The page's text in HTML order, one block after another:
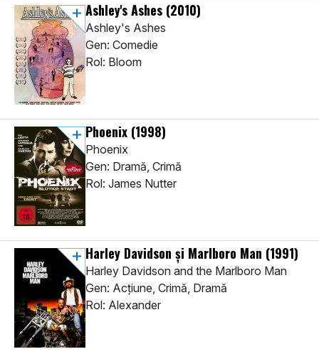
Ashley's Ashes (2010)
Ashley's Ashes
Gen: Comedie
Rol: Bloom
Phoenix (1998)
Phoenix
Gen: Dramă, Crimă
Rol: James Nutter
Harley Davidson și Marlboro Man (1991)
Harley Davidson and the Marlboro Man
Gen: Acţiune, Crimă, Dramă
Rol: Alexander